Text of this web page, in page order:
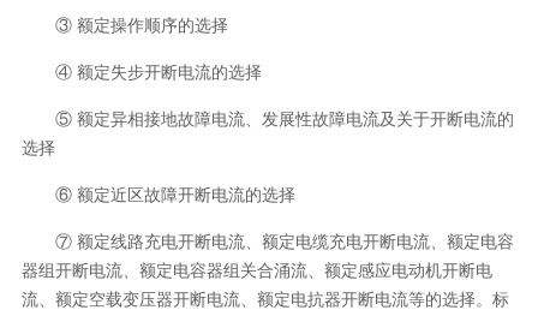
③ 额定操作顺序的选择
④ 额定失步开断电流的选择
⑤ 额定异相接地故障电流、发展性故障电流及关于开断电流的
选择
⑥ 额定近区故障开断电流的选择
⑦ 额定线路充电开断电流、额定电缆充电开断电流、额定电容
器组开断电流、额定电容器组关合涌流、额定感应电动机开断电
流、额定空载变压器开断电流、额定电抗器开断电流等的选择。标